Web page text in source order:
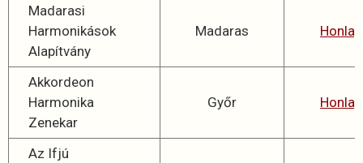
Madarasi
Harmonikások
Alapítvány
Madaras Honlap
Akkordeon
Harmonika
Zenekar
Győr Honlap
Az Ifjú